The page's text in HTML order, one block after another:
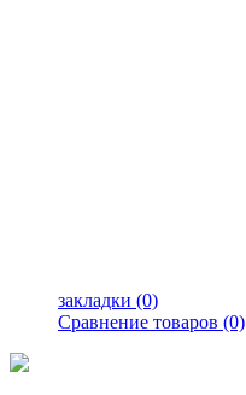
закладки (0)
Сравнение товаров (0)